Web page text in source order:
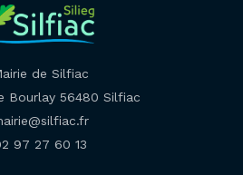
de Silfiac
Bourlay 56480 Silfiac
97 27 60 13